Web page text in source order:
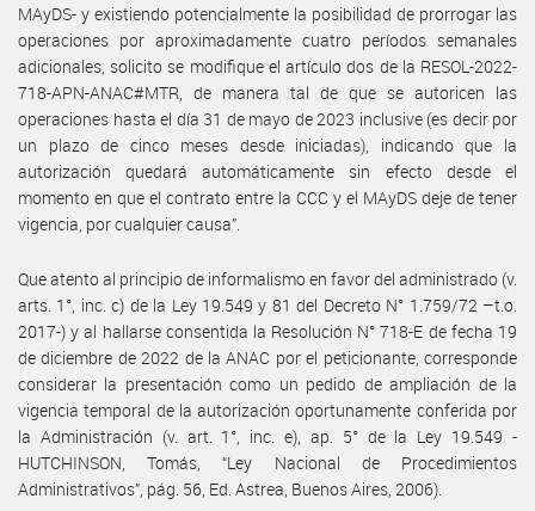
MAyDS- y existiendo potencialmente la posibilidad de prorrogar las
operaciones por aproximadamente cuatro períodos semanales
adicionales, solicito se modifique el artículo dos de la RESOL-2022-
718-APN-ANAC#MTR, de manera tal de que se autoricen las
operaciones hasta el día 31 de mayo de 2023 inclusive (es decir por
un plazo de cinco meses desde iniciadas), indicando que la
autorización quedará automáticamente sin efecto desde el
momento en que el contrato entre la CCC y el MAyDS deje de tener
vigencia, por cualquier causa”.
Que atento al principio de informalismo en favor del administrado (v.
arts. 1°, inc. c) de la Ley 19.549 y 81 del Decreto N° 1.759/72 –t.o.
2017-) y al hallarse consentida la Resolución N° 718-E de fecha 19
de diciembre de 2022 de la ANAC por el peticionante, corresponde
considerar la presentación como un pedido de ampliación de la
vigencia temporal de la autorización oportunamente conferida por
la Administración (v. art. 1°, inc. e), ap. 5° de la Ley 19.549 -
HUTCHINSON, Tomás, “Ley Nacional de Procedimientos
Administrativos”, pág. 56, Ed. Astrea, Buenos Aires, 2006).